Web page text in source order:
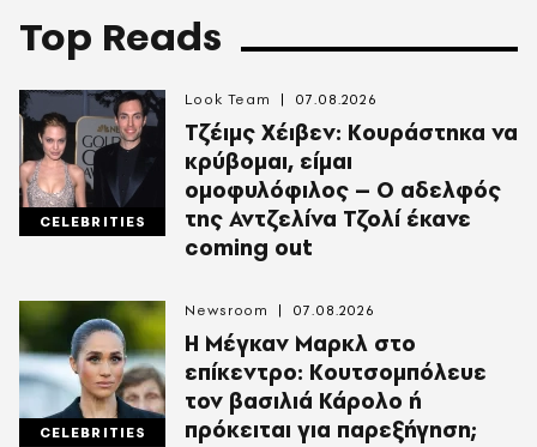
Top Reads
CELEBRITIES
Τζέιμς Χέιβεν: Κουράστηκα να
κρύβομαι, είμαι
ομοφυλόφιλος – Ο αδελφός
της Αντζελίνα Τζολί έκανε
coming out
Look Team 07.08.2026
CELEBRITIES
Η Μέγκαν Μαρκλ στο
επίκεντρο: Κουτσομπόλευε
τον βασιλιά Κάρολο ή
πρόκειται για παρεξήγηση;
Newsroom 07.08.2026